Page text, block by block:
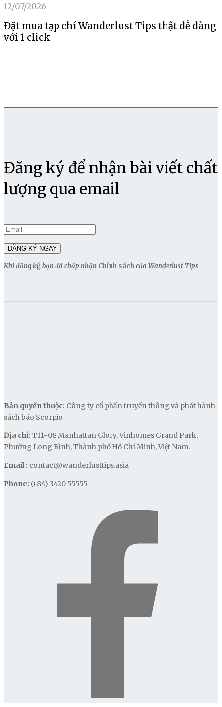
12/07/2026
Đặt mua tạp chí Wanderlust Tips thật dễ dàng
với 1 click
Đăng ký để nhận bài viết chất
lượng qua email
Khi đăng ký, bạn đã chấp nhận Chính sáchcủa Wanderlust Tips
Bản quyền thuộc: Công ty cổ phần truyền thông và phát hành
sách báo Scorpio
Địa chỉ: T11-08 Manhattan Glory, Vinhomes Grand Park,
Phường Long Bình, Thành phố Hồ Chí Minh, Việt Nam.
Email : contact@wanderlusttips.asia
Phone: (+84) 3420 55555